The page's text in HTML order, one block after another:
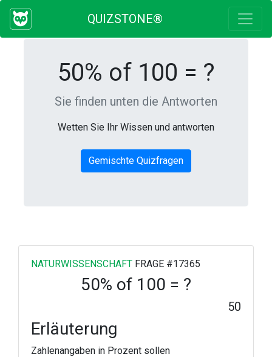
QUIZSTONE®
50% of 100 = ?
Sie finden unten die Antworten
Wetten Sie Ihr Wissen und antworten
Gemischte Quizfragen
NATURWISSENSCHAFT FRAGE #17365
50% of 100 = ?
50
Erläuterung
Zahlenangaben in Prozent sollen